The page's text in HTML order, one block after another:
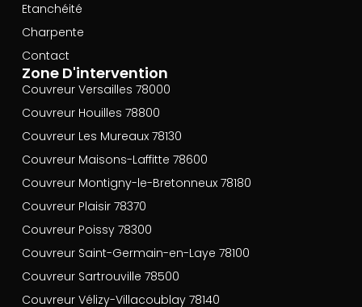
Zone D'intervention
Couvreur Versailles 78000
Couvreur Houilles 78800
Couvreur Les Mureaux 78130
Couvreur Maisons-Laffitte 78600
Couvreur Montigny-le-Bretonneux 78180
Couvreur Plaisir 78370
Couvreur Poissy 78300
Couvreur Saint-Germain-en-Laye 78100
Couvreur Sartrouville 78500
Couvreur Vélizy-Villacoublay 78140
Etanchéité
Charpente
Contact